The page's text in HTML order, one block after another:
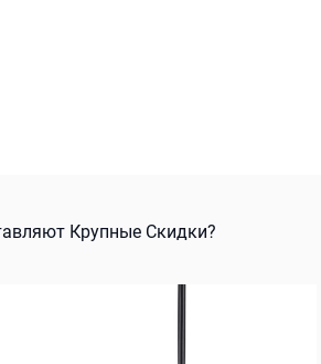
Крупные Скидки?